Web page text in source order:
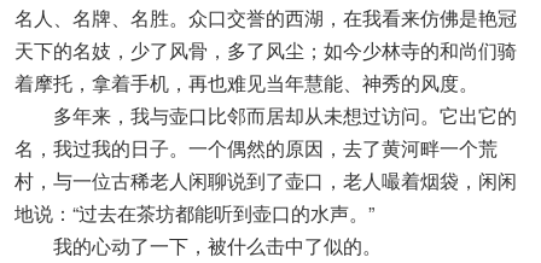
名人、名牌、名胜。众口交誉的西湖，在我看来仿佛是艳冠
天下的名妓，少了风骨，多了风尘；如今少林寺的和尚们骑
着摩托，拿着手机，再也难见当年慧能、神秀的风度。
多年来，我与壶口比邻而居却从未想过访问。它出它的
名，我过我的日子。一个偶然的原因，去了黄河畔一个荒
村，与一位古稀老人闲聊说到了壶口，老人嘬着烟袋，闲闲
地说：“过去在茶坊都能听到壶口的水声。”
我的心动了一下，被什么击中了似的。